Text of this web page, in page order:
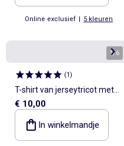
Online exclusief | 5 kleuren
1/6
(1)
T-shirt van jerseytricot met
print en korte mouwen
€ 10,00
In winkelmandje